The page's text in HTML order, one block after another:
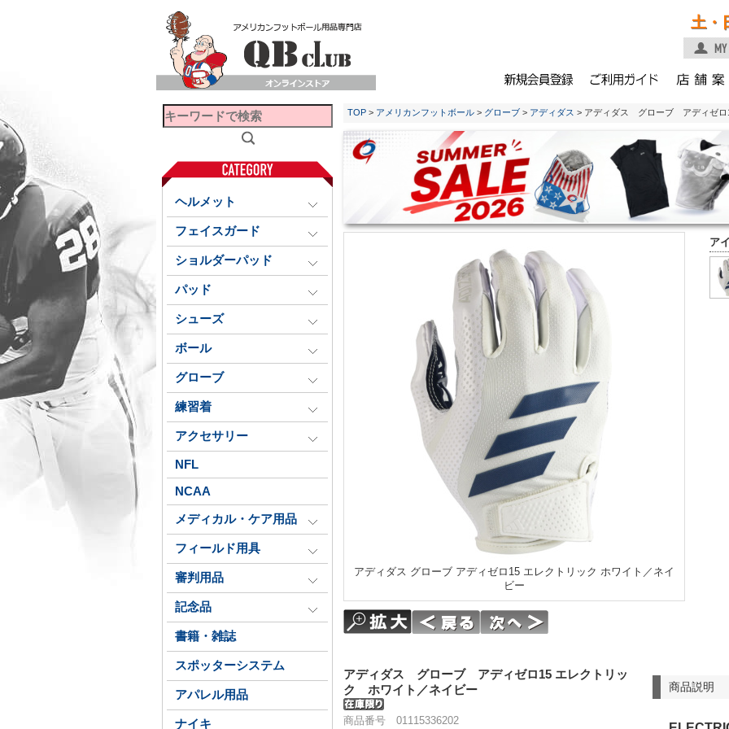
土・
ヘルメット
フェイスガード
ショルダーパッド
パッド
シューズ
ボール
グローブ
練習着
アクセサリー
NFL
NCAA
メディカル・ケア用品
フィールド用具
審判用品
記念品
書籍・雑誌
スポッターシステム
アパレル用品
ナイキ
TOP > アメリカンフットボール > グローブ > アディダス > アディダス グローブ アディゼロ
ア
アディダス グローブ アディゼロ15 エレクトリック ホワイト／ネイ
ビー
商品説明
アディダス グローブ アディゼロ15 エレクトリッ
ク ホワイト／ネイビー
商品番号 01115336202